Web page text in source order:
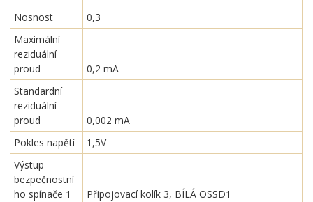
Nosnost
0,3
Maximální
reziduální
proud
0,2 mA
Standardní
reziduální
proud
0,002 mA
Pokles napětí
1,5V
Výstup
bezpečnostní
ho spínače 1
Připojovací kolík 3, BÍLÁ OSSD1